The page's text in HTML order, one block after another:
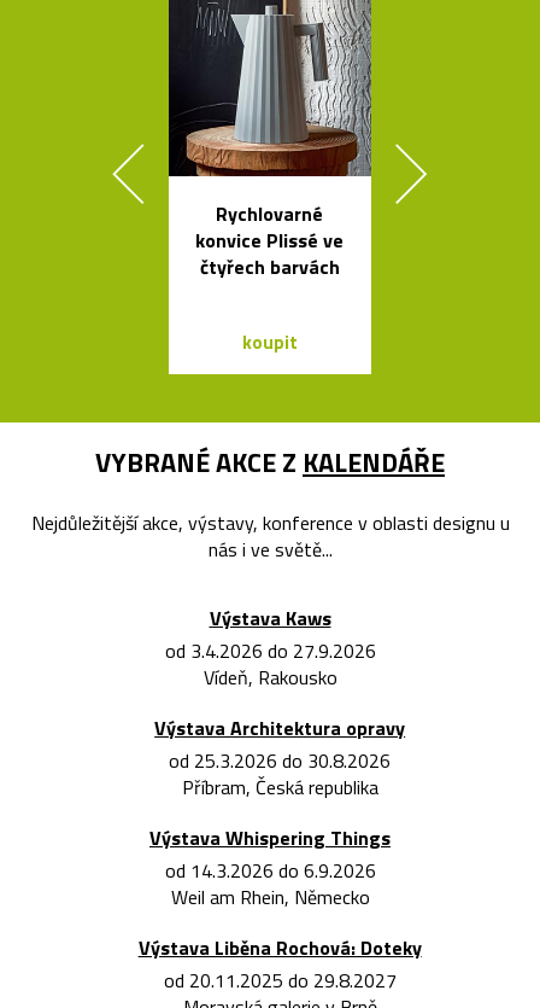
Rychlovarné
konvice Plissé ve
čtyřech barvách
koupit
VYBRANÉ AKCE Z KALENDÁŘE
Nejdůležitější akce, výstavy, konference v oblasti designu u
nás i ve světě...
Výstava Kaws
od 3.4.2026 do 27.9.2026
Vídeň, Rakousko
Výstava Architektura opravy
od 25.3.2026 do 30.8.2026
Příbram, Česká republika
Výstava Whispering Things
od 14.3.2026 do 6.9.2026
Weil am Rhein, Německo
Výstava Liběna Rochová: Doteky
od 20.11.2025 do 29.8.2027